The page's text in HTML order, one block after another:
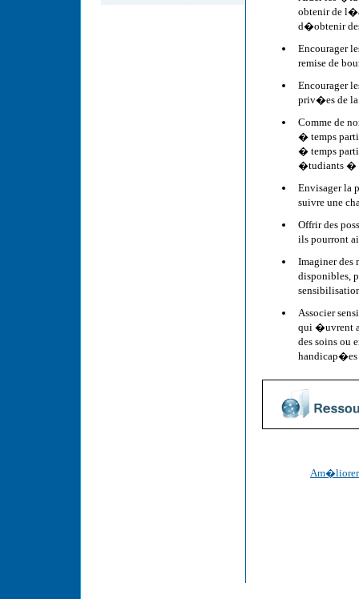
obtenir de
d�obtenir
Encourager
remise de
Encourager
priv�es de
Comme de
� temps
� temps
�tudiants �
Envisager la
suivre une
Offrir des
ils pourront
Imaginer des
disponibles,
Associer
qui �uvrent
des soins ou
Am�liorer